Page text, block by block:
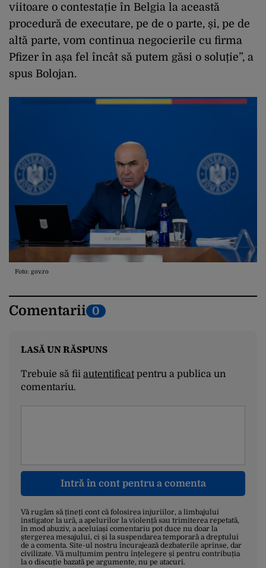
viitoare o contestație în Belgia la această
procedură de executare, pe de o parte, și, pe de
altă parte, vom continua negocierile cu firma
Pfizer în așa fel încât să putem găsi o soluție”, a
spus Bolojan.
Foto: gov.ro
Comentarii 0
LASĂ UN RĂSPUNS
Trebuie să fii autentificatpentru a publica un
comentariu.
Intră în cont pentru a comenta
Vă rugăm să țineți cont că folosirea injuriilor, a limbajului
instigator la ură, a apelurilor la violență sau trimiterea repetată,
în mod abuziv, a aceluiași comentariu pot duce nu doar la
ștergerea mesajului, ci și la suspendarea temporară a dreptului
de a comenta. Site-ul nostru încurajează dezbaterile aprinse, dar
civilizate. Vă mulțumim pentru înțelegere și pentru contribuția
la o discuție bazată pe argumente, nu pe atacuri.